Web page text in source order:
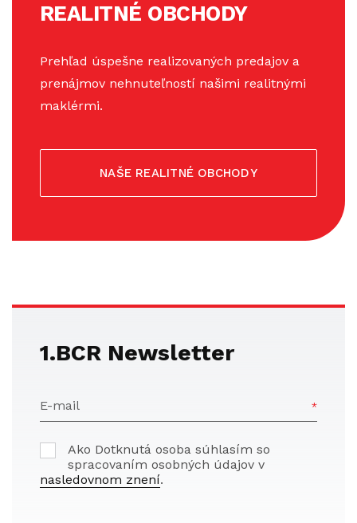
REALITNÉ OBCHODY
Prehľad úspešne realizovaných predajov a
prenájmov nehnuteľností našimi realitnými
maklérmi.
NAŠE REALITNÉ OBCHODY
1.BCR Newsletter
E-mail
Ako Dotknutá osoba súhlasím so
spracovaním osobných údajov v
nasledovnom znení.